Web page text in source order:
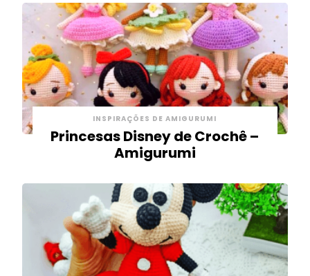
INSPIRAÇÕES DE AMIGURUMI
Princesas Disney de Crochê –
Amigurumi